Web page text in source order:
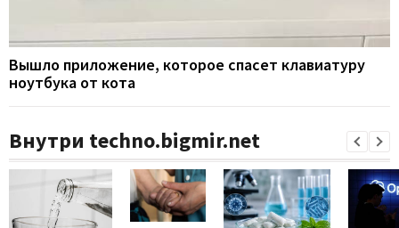
Вышло приложение, которое спасет клавиатуру
ноутбука от кота
Внутри techno.bigmir.net